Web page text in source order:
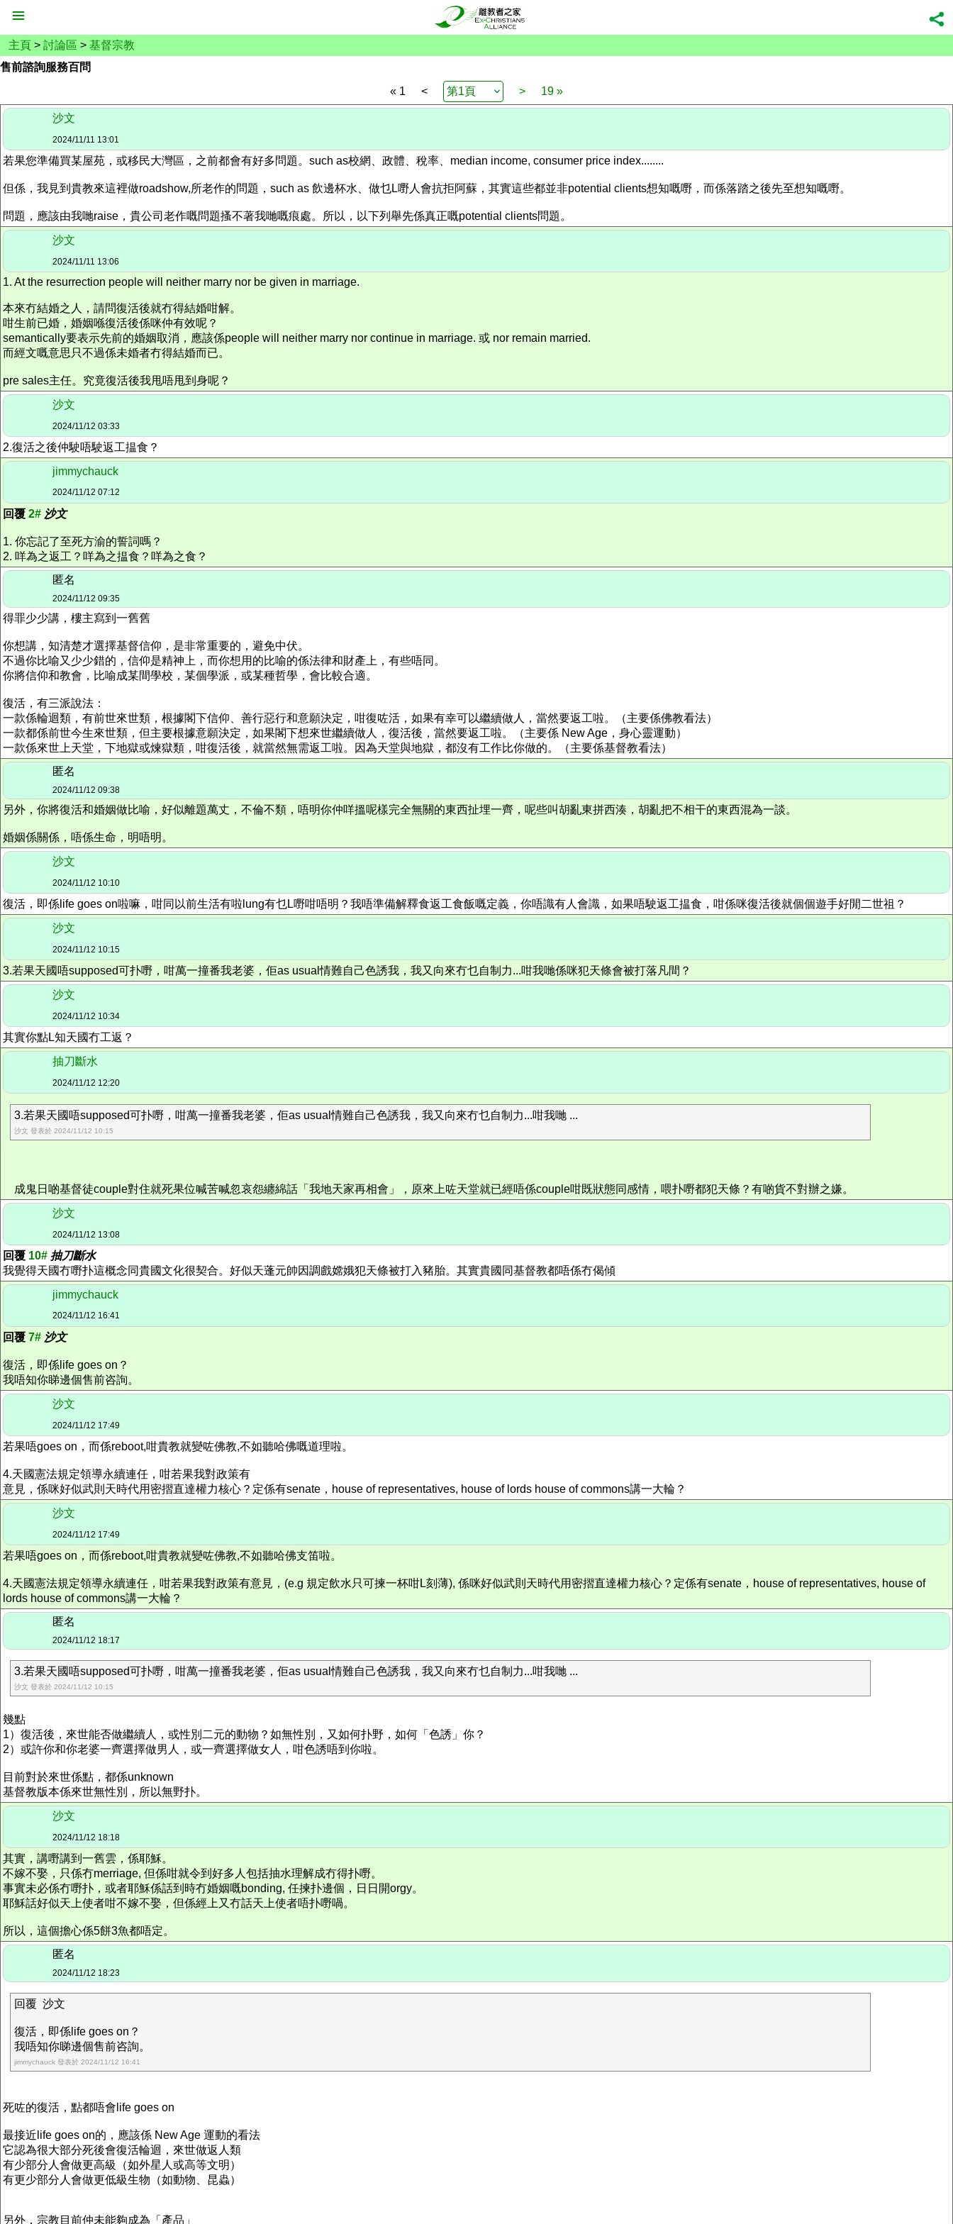
主頁 > 討論區 > 基督宗教
售前諮詢服務百問
« 1
< > 19 »
沙文
2024/11/11 13:01
若果您準備買某屋苑，或移民大灣區，之前都會有好多問題。such as校網、政體、稅率、median income, consumer price index........
但係，我見到貴教來這裡做roadshow,所老作的問題，such as 飲邊杯水、做乜L嘢人會抗拒阿蘇，其實這些都並非potential clients想知嘅嘢，而係落踏之後先至想知嘅嘢。
問題，應該由我哋raise，貴公司老作嘅問題搔不著我哋嘅痕處。所以，以下列舉先係真正嘅potential clients問題。
沙文
2024/11/11 13:06
1. At the resurrection people will neither marry nor be given in marriage.
本來冇結婚之人，請問復活後就冇得結婚咁解。
咁生前已婚，婚姻喺復活後係咪仲有效呢？
semantically要表示先前的婚姻取消，應該係people will neither marry nor continue in marriage. 或 nor remain married.
而經文嘅意思只不過係未婚者冇得結婚而已。
pre sales主任。究竟復活後我甩唔甩到身呢？
沙文
2024/11/12 03:33
2.復活之後仲駛唔駛返工揾食？
jimmychauck
2024/11/12 07:12
回覆 2# 沙文
1. 你忘記了至死方渝的誓詞嗎？
2. 咩為之返工？咩為之揾食？咩為之食？
匿名
2024/11/12 09:35
得罪少少講，樓主寫到一舊舊
你想講，知清楚才選擇基督信仰，是非常重要的，避免中伏。
不過你比喻又少少錯的，信仰是精神上，而你想用的比喻的係法律和財產上，有些唔同。
你將信仰和教會，比喻成某間學校，某個學派，或某種哲學，會比較合適。
復活，有三派說法：
一款係輪迴類，有前世來世類，根據閣下信仰、善行惡行和意願決定，咁復咗活，如果有幸可以繼續做人，當然要返工啦。（主要係佛教看法）
一款都係前世今生來世類，但主要根據意願決定，如果閣下想來世繼續做人，復活後，當然要返工啦。（主要係 New Age，身心靈運動）
一款係來世上天堂，下地獄或煉獄類，咁復活後，就當然無需返工啦。因為天堂與地獄，都沒有工作比你做的。（主要係基督教看法）
匿名
2024/11/12 09:38
另外，你將復活和婚姻做比喻，好似離題萬丈，不倫不類，唔明你仲咩搵呢樣完全無關的東西扯埋一齊，呢些叫胡亂東拼西湊，胡亂把不相干的東西混為一談。
婚姻係關係，唔係生命，明唔明。
沙文
2024/11/12 10:10
復活，即係life goes on啦嘛，咁同以前生活有啦lung有乜L嘢咁唔明？我唔準備解釋食返工食飯嘅定義，你唔識有人會識，如果唔駛返工揾食，咁係咪復活後就個個遊手好閒二世祖？
沙文
2024/11/12 10:15
3.若果天國唔supposed可扑嘢，咁萬一撞番我老婆，佢as usual情難自己色誘我，我又向來冇乜自制力...咁我哋係咪犯天條會被打落凡間？
沙文
2024/11/12 10:34
其實你點L知天國冇工返？
抽刀斷水
2024/11/12 12:20
3.若果天國唔supposed可扑嘢，咁萬一撞番我老婆，佢as usual情難自己色誘我，我又向來冇乜自制力...咁我哋 ...
沙文 發表於 2024/11/12 10:15
成鬼日啲基督徒couple對住就死果位喊苦喊忽哀怨纏綿話「我地天家再相會」，原來上咗天堂就已經唔係couple咁既狀態同感情，喂扑嘢都犯天條？有啲貨不對辦之嫌。
沙文
2024/11/12 13:08
回覆 10# 抽刀斷水
我覺得天國冇嘢扑這概念同貴國文化很契合。好似天蓬元帥因調戲嫦娥犯天條被打入豬胎。其實貴國同基督教都唔係冇偈傾
jimmychauck
2024/11/12 16:41
回覆 7# 沙文
復活，即係life goes on？
我唔知你睇邊個售前咨詢。
沙文
2024/11/12 17:49
若果唔goes on，而係reboot,咁貴教就變咗佛教,不如聽哈佛嘅道理啦。
4.天國憲法規定領導永續連任，咁若果我對政策有
意見，係咪好似武則天時代用密摺直達權力核心？定係有senate，house of representatives, house of lords house of commons講一大輪？
沙文
2024/11/12 17:49
若果唔goes on，而係reboot,咁貴教就變咗佛教,不如聽哈佛支笛啦。
4.天國憲法規定領導永續連任，咁若果我對政策有意見，(e.g 規定飲水只可揀一杯咁L刻薄), 係咪好似武則天時代用密摺直達權力核心？定係有senate，house of representatives, house of
lords house of commons講一大輪？
匿名
2024/11/12 18:17
3.若果天國唔supposed可扑嘢，咁萬一撞番我老婆，佢as usual情難自己色誘我，我又向來冇乜自制力...咁我哋 ...
沙文 發表於 2024/11/12 10:15
幾點
1）復活後，來世能否做繼續人，或性別二元的動物？如無性別，又如何扑野，如何「色誘」你？
2）或許你和你老婆一齊選擇做男人，或一齊選擇做女人，咁色誘唔到你啦。
目前對於來世係點，都係unknown
基督教版本係來世無性別，所以無野扑。
沙文
2024/11/12 18:18
其實，講嘢講到一舊雲，係耶穌。
不嫁不娶，只係冇merriage, 但係咁就令到好多人包括抽水理解成冇得扑嘢。
事實未必係冇嘢扑，或者耶穌係話到時冇婚姻嘅bonding, 任揀扑邊個，日日開orgy。
耶穌話好似天上使者咁不嫁不娶，但係經上又冇話天上使者唔扑嘢喎。
所以，這個擔心係5餅3魚都唔定。
匿名
2024/11/12 18:23
回覆 沙文
復活，即係life goes on？
我唔知你睇邊個售前咨詢。
jimmychauck 發表於 2024/11/12 16:41
死咗的復活，點都唔會life goes on
最接近life goes on的，應該係 New Age 運動的看法
它認為很大部分死後會復活輪迴，來世做返人類
有少部分人會做更高級（如外星人或高等文明）
有更少部分人會做更低級生物（如動物、昆蟲）
另外，宗教目前仲未能夠成為「產品」